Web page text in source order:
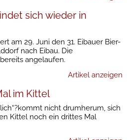
sich wieder in
am 29. Juni den 31. Eibauer Bier-
nach Eibau. Die
angelaufen.
Artikel anzeigen
im Kittel
nicht drumherum, sich
Kittel noch ein drittes Mal